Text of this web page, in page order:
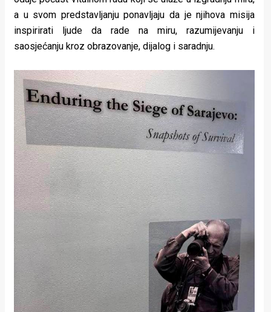
a u svom predstavljanju ponavljaju da je njihova misija
inspirirati ljude da rade na miru, razumijevanju i
saosjećanju kroz obrazovanje, dijalog i saradnju.